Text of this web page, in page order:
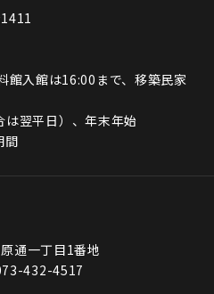
館入館は16:00まで、移築民家
翌平日）、年末年始
間
通一丁目1番地
432-4517